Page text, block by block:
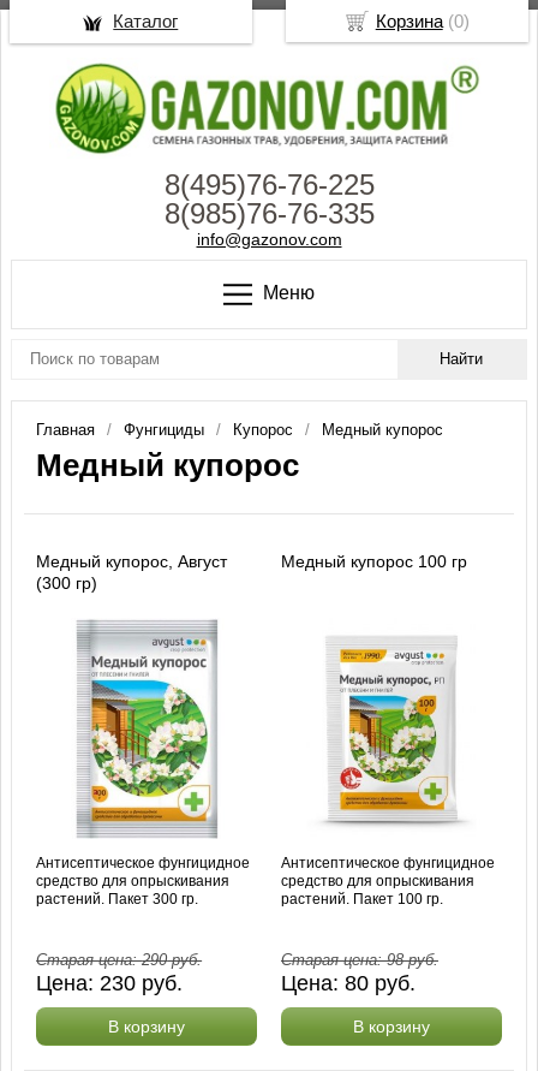
8(495)76-76-225
8(985)76-76-335
info@gazonov.com
Меню
Главная Фунгициды Купорос Медный купорос
Медный купорос
Медный купорос, Август
(300 гр)
Антисептическое фунгицидное
средство для опрыскивания
растений. Пакет 300 гр.
Старая цена:290руб.
Цена: 230 руб.
В корзину
Медный купорос 100 гр
Антисептическое фунгицидное
средство для опрыскивания
растений. Пакет 100 гр.
Старая цена:98руб.
Цена: 80 руб.
В корзину
Корзина(0)
Каталог